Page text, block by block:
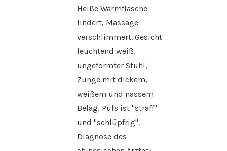
Heiße Wärmflasche
lindert, Massage
verschlimmert. Gesicht
leuchtend weiß,
ungeformter Stuhl,
Zunge mit dickem,
weißem und nassem
Belag, Puls ist "straff"
und "schlüpfrig".
Diagnose des